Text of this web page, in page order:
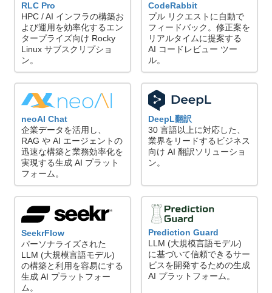
RLC Pro
HPC / AI インフラの構築お
よび運用を効率化するエン
タープライズ向け Rocky
Linux サブスクリプショ
ン。
CodeRabbit
プル リクエストに自動で
フィードバック。修正案を
リアルタイムに提案する
AI コードレビュー ツー
ル。
neoAI Chat
企業データを活用し、
RAG や AI エージェントの
迅速な構築と業務効率化を
実現する生成 AI プラット
フォーム。
DeepL翻訳
30 言語以上に対応した、
業界をリードするビジネス
向け AI 翻訳ソリューショ
ン。
SeekrFlow
パーソナライズされた
LLM (大規模言語モデル)
の構築と利用を容易にする
生成 AI プラットフォー
ム。
Prediction Guard
LLM (大規模言語モデル)
に基づいて信頼できるサー
ビスを開発するための生成
AI プラットフォーム。